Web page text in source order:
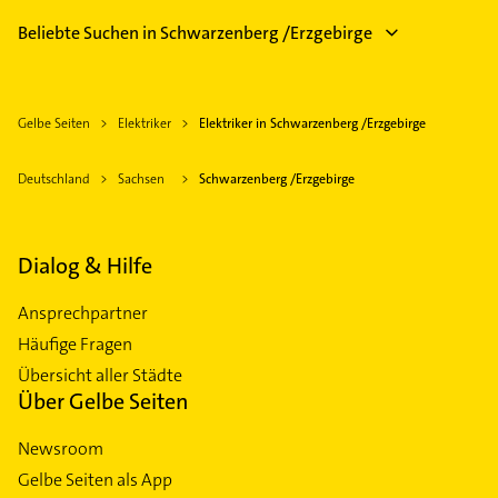
Beliebte Suchen in Schwarzenberg /Erzgebirge
Gelbe Seiten Elektriker Elektriker in Schwarzenberg /Erzgebirge
Deutschland Sachsen Schwarzenberg /Erzgebirge
Dialog & Hilfe
Ansprechpartner
Häufige Fragen
Übersicht aller Städte
Über Gelbe Seiten
Newsroom
Gelbe Seiten als App